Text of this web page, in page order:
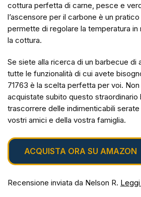
cottura perfetta di carne, pesce e
l’ascensore per il carbone è un
permette di regolare la temperatura
la cottura.
Se siete alla ricerca di un barbecue di
tutte le funzionalità di cui avete
71763 è la scelta perfetta per voi.
acquistate subito questo straordinario
trascorrere delle indimenticabili
vostri amici e della vostra famiglia.
ACQUISTA ORA SU AMAZON
Recensione inviata da Nelson R.